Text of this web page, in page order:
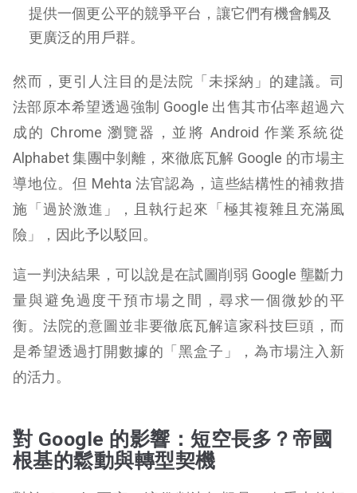
提供一個更公平的競爭平台，讓它們有機會觸及
更廣泛的用戶群。
然而，更引人注目的是法院「未採納」的建議。司
法部原本希望透過強制 Google 出售其市佔率超過六
成的 Chrome 瀏覽器，並將 Android 作業系統從
Alphabet 集團中剝離，來徹底瓦解 Google 的市場主
導地位。但 Mehta 法官認為，這些結構性的補救措
施「過於激進」，且執行起來「極其複雜且充滿風
險」，因此予以駁回。
這一判決結果，可以說是在試圖削弱 Google 壟斷力
量與避免過度干預市場之間，尋求一個微妙的平
衡。法院的意圖並非要徹底瓦解這家科技巨頭，而
是希望透過打開數據的「黑盒子」，為市場注入新
的活力。
對 Google 的影響：短空長多？帝國
根基的鬆動與轉型契機